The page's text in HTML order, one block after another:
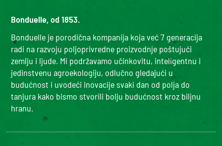
Bonduelle, od 1853.
Bonduelle je porodična kompanija koja već 7 generacija
radi na razvoju poljoprivredne proizvodnje poštujući
zemlju i ljude. Mi podržavamo učinkovitu, inteligentnu i
jedinstvenu agroekologiju, odlučno gledajući u
budućnost i uvodeći inovacije svaki dan od polja do
tanjura kako bismo stvorili bolju budućnost kroz biljnu
hranu.